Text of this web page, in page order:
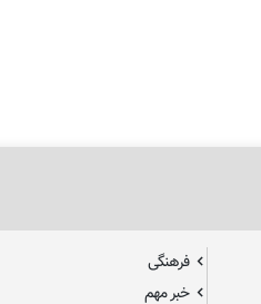
فرهنگی
خبر مهم